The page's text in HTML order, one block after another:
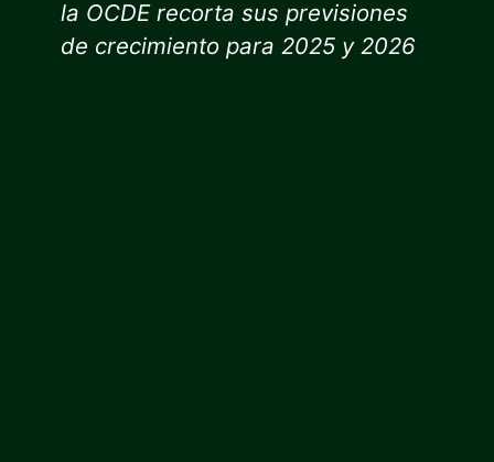
la OCDE recorta sus previsiones
de crecimiento para 2025 y 2026